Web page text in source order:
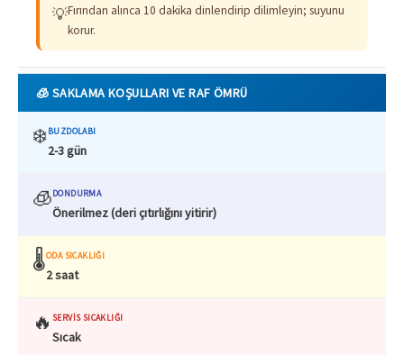
💡Fırından alınca 10 dakika dinlendirip dilimleyin; suyunu
korur.
🧊 SAKLAMA KOŞULLARI VE RAF ÖMRÜ
❄️BUZDOLABI
2-3 gün
🧊DONDURMA
Önerilmez (deri çıtırlığını yitirir)
🌡️ODA SICAKLIĞI
2 saat
🔥 SERVIS SICAKLIĞI
Sıcak